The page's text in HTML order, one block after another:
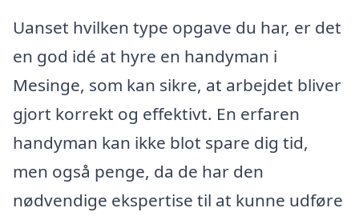
Uanset hvilken type opgave du har, er det
en god idé at hyre en handyman i
Mesinge, som kan sikre, at arbejdet bliver
gjort korrekt og effektivt. En erfaren
handyman kan ikke blot spare dig tid,
men også penge, da de har den
nødvendige ekspertise til at kunne udføre